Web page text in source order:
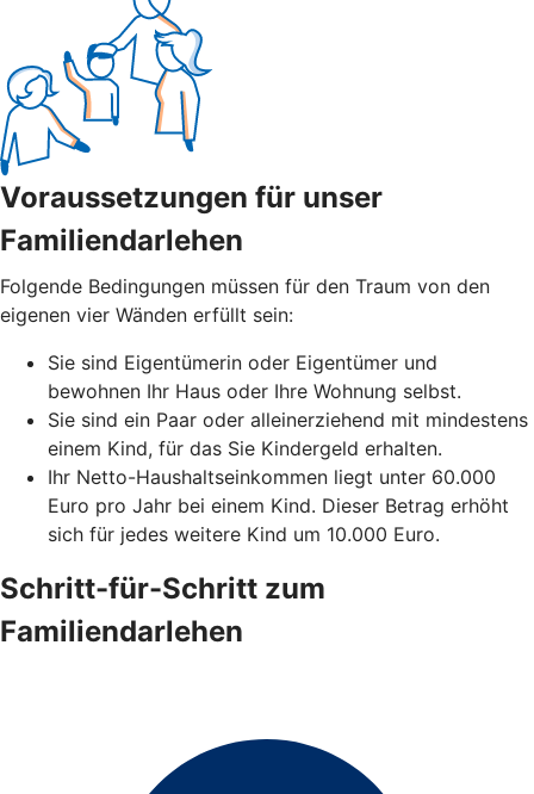
Voraussetzungen für unser
Familiendarlehen
Folgende Bedingungen müssen für den Traum von den
eigenen vier Wänden erfüllt sein:
Sie sind Eigentümerin oder Eigentümer und
bewohnen Ihr Haus oder Ihre Wohnung selbst.
Sie sind ein Paar oder alleinerziehend mit mindestens
einem Kind, für das Sie Kindergeld erhalten.
Ihr Netto-Haushaltseinkommen liegt unter 60.000
Euro pro Jahr bei einem Kind. Dieser Betrag erhöht
sich für jedes weitere Kind um 10.000 Euro.
Schritt-für-Schritt zum
Familiendarlehen